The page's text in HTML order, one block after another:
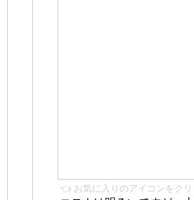
👈 お気に入りのアイコンをクリ